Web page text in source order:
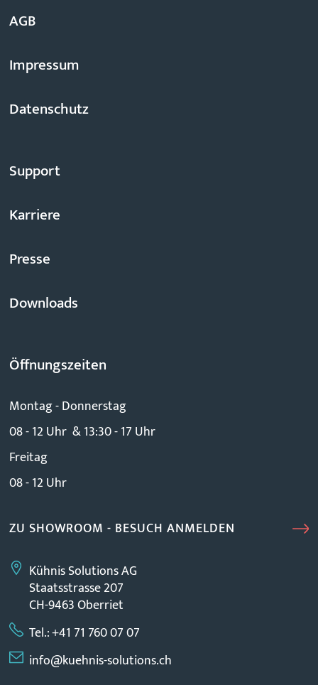
AGB
Impressum
Datenschutz
Support
Karriere
Presse
Downloads
Öffnungszeiten
Montag - Donnerstag
08 - 12 Uhr & 13:30 - 17 Uhr
Freitag
08 - 12 Uhr
ZU SHOWROOM - BESUCH ANMELDEN
Kühnis Solutions AG
Staatsstrasse 207
CH-9463 Oberriet
Tel.: +41 71 760 07 07
info@kuehnis-solutions.ch